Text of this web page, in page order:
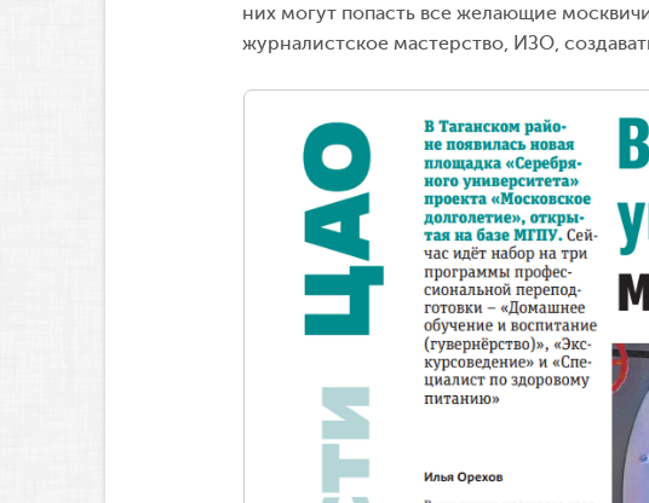
них могут попасть все желающие
журналистское мастерство, ИЗО,